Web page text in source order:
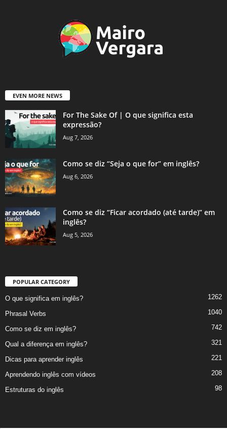
EVEN MORE NEWS
For The Sake Of | O que significa esta
expressão?
Aug 7, 2026
Como se diz “Seja o que for” em inglês?
Aug 6, 2026
Como se diz “Ficar acordado (até tarde)” em
inglês?
Aug 5, 2026
POPULAR CATEGORY
O que significa em inglês? 1262
Phrasal Verbs 1040
Como se diz em inglês? 742
Qual a diferença em inglês? 321
Dicas para aprender inglês 221
Aprendendo inglês com vídeos 208
Estruturas do inglês 98